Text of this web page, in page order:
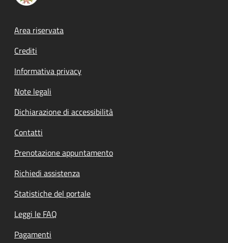
Footer menu
Area riservata
Crediti
Informativa privacy
Note legali
Dichiarazione di accessibilità
Contatti
Prenotazione appuntamento
Richiedi assistenza
Statistiche del portale
Leggi le FAQ
Pagamenti